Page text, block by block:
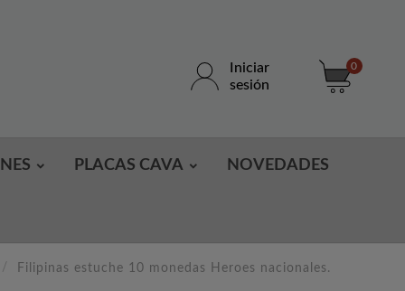
Iniciar
sesión
0
PLACAS CAVA NOVEDADES
Filipinas estuche 10 monedas Heroes nacionales.